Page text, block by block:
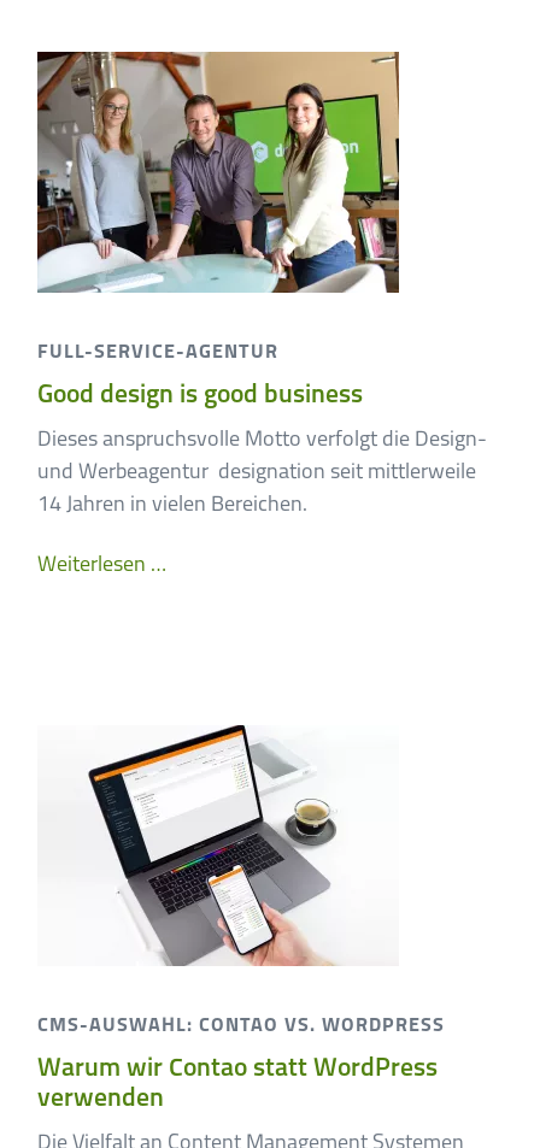
Meeting
Good design is good business
FULL-SERVICE-AGENTUR
Dieses anspruchsvolle Motto verfolgt die Design-
und Werbeagentur designation seit mittlerweile
14 Jahren in vielen Bereichen.
Weiterlesen …
Warum wir Contao statt WordPress
verwenden
CMS-AUSWAHL: CONTAO VS. WORDPRESS